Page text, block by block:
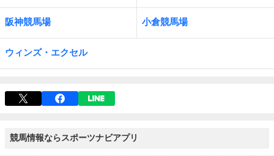
阪神競馬場 小倉競馬場
ウィンズ・エクセル
競馬情報ならスポーツナビアプリ